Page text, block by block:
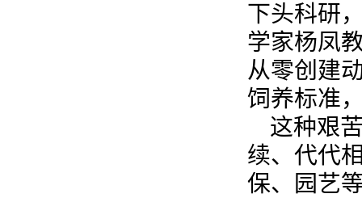
下头科研
学家杨凤
从零创建
饲养标准
这种艰
续、代代
保、园艺